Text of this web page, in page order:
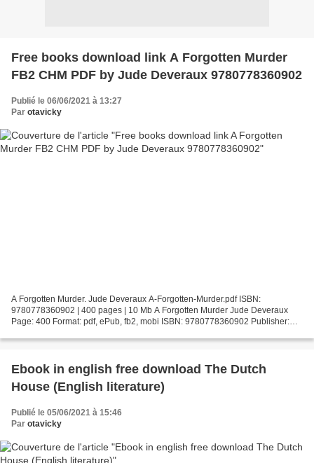
Free books download link A Forgotten Murder
FB2 CHM PDF by Jude Deveraux 9780778360902
Publié le 06/06/2021 à 13:27
Par otavicky
A Forgotten Murder. Jude Deveraux A-Forgotten-Murder.pdf ISBN:
9780778360902 | 400 pages | 10 Mb A Forgotten Murder Jude Deveraux
Page: 400 Format: pdf, ePub, fb2, mobi ISBN: 9780778360902 Publisher:
Ebook in english free download The Dutch
House (English literature)
Publié le 05/06/2021 à 15:46
Par otavicky